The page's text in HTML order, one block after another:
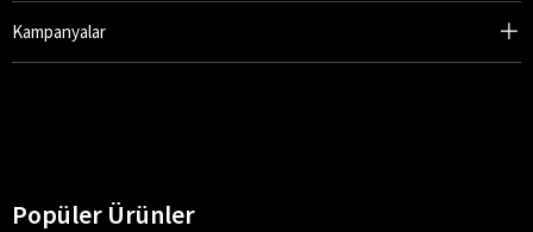
Kampanyalar
Popüler Ürünler